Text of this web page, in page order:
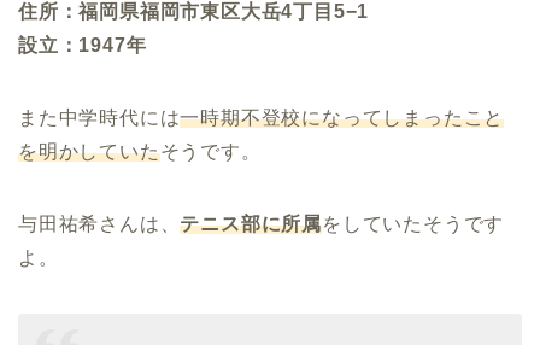
住所：福岡県福岡市東区大岳4丁目5−1
設立：1947年
また中学時代には一時期不登校になってしまったこと
を明かしていたそうです。
与田祐希さんは、テニス部に所属をしていたそうです
よ。